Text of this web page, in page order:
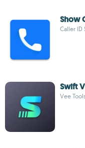
Show
Caller ID
Swift
Vee